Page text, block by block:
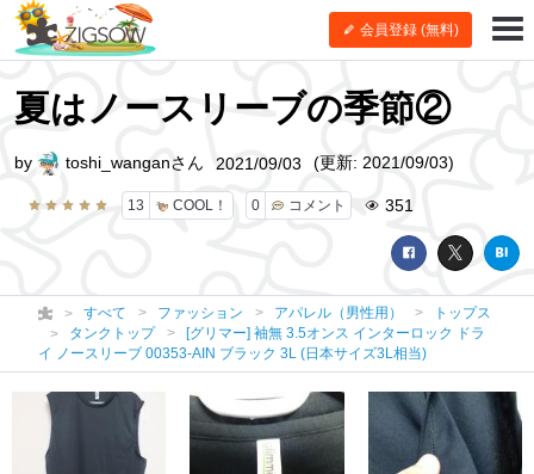
会員登録 (無料)
夏はノースリーブの季節②
13 COOL！ 0 コメント 351
by toshi_wanganさん 2021/09/03 (更新: 2021/09/03)
すべて ファッション アパレル（男性用）
トップス
タンクトップ
[グリマー] 袖無 3.5オンス インターロック ドラ
イ ノースリーブ 00353-AIN ブラック 3L (日本サイズ3L相当)